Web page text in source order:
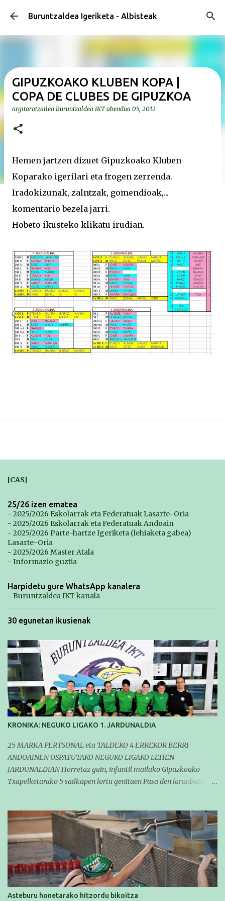
Saltatu eta joan eduki nagusira
Buruntzaldea Igeriketa - Albisteak
GIPUZKOAKO KLUBEN KOPA |
COPA DE CLUBES DE GIPUZKOA
argitaratzailea Buruntzaldea IKT abendua 05, 2012
Hemen jartzen dizuet Gipuzkoako Kluben
Koparako igerilari eta frogen zerrenda.
Iradokizunak, zalntzak, gomendioak,...
komentario bezela jarri.
Hobeto ikusteko klikatu irudian.
[CAS]
25/26 izen ematea
- 2025/2026 Eskolarrak eta Federatuak Lasarte-Oria
- 2025/2026 Eskolarrak eta Federatuak Andoain
- 2025/2026 Parte-hartze Igeriketa (lehiaketa gabea)
Lasarte-Oria
- 2025/2026 Master Atala
- Informazio guztia
Harpidetu gure WhatsApp kanalera
- Buruntzaldea IKT kanala
30 egunetan ikusienak
KRONIKA: NEGUKO LIGAKO 1. JARDUNALDIA
25 MARKA PERTSONAL eta TALDEKO 4 ERREKOR BERRI
ANDOAINEN OSPATUTAKO NEGUKO LIGAKO LEHEN
JARDUNALDIAN Horretaz gain, infantil mailako Gipuzkoako
Txapelketarako 5 sailkapen lortu genituen Pasa den larunbatean
hartzen. Bertan gure taldeko 16 igerilari aritu ziren. Denboraldiari
hasera ona eman zioten gue taldekideek. Ohikoa den bezela, garai
honetan entrenamendua da jardueraren funtsa eta hori alde
batera utzi gabe ekin zioten beti gogotsu hartzen duten
denboraldiko lehen jardunaldiari. Entrenamenduan buru belarri
sartuta gauden arren, gure taldekideek marka pertsonal ugari
egitea lortu zuten (25) eta zenbait taldeko errekor berri erdiestea
Asteburu honetarako hitzordu bikoitza